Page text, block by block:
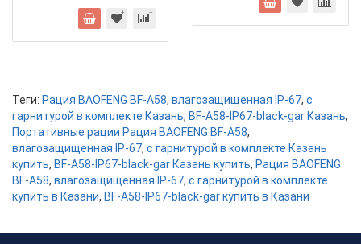
Теги: Рация BAOFENG BF-A58, влагозащищенная IP-67, с
гарнитурой в комплекте Казань, BF-A58-IP67-black-gar Казань,
Портативные рации Рация BAOFENG BF-A58,
влагозащищенная IP-67, с гарнитурой в комплекте Казань
купить, BF-A58-IP67-black-gar Казань купить, Рация BAOFENG
BF-A58, влагозащищенная IP-67, с гарнитурой в комплекте
купить в Казани, BF-A58-IP67-black-gar купить в Казани